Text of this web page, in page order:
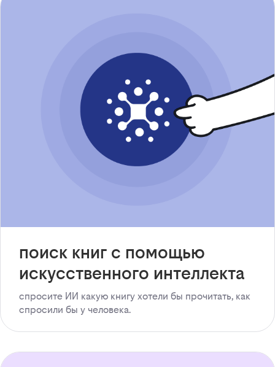
поиск книг с помощью
искусственного интеллекта
спросите ИИ какую книгу хотели бы прочитать, как
спросили бы у человека.